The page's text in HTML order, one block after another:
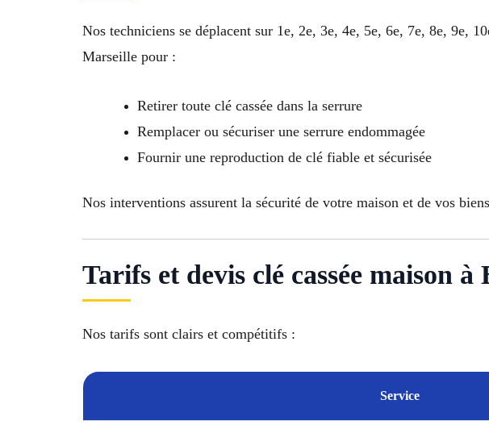
Nos techniciens se déplacent sur 1e, 2e, 3e, 4e, 5e, 6e, 7e, 8e, 9e,
Marseille pour :
Retirer toute clé cassée dans la serrure
Remplacer ou sécuriser une serrure endommagée
Fournir une reproduction de clé fiable et sécurisée
Nos interventions assurent la sécurité de votre maison et de vos
Tarifs et devis clé cassée maison
Nos tarifs sont clairs et compétitifs :
Service